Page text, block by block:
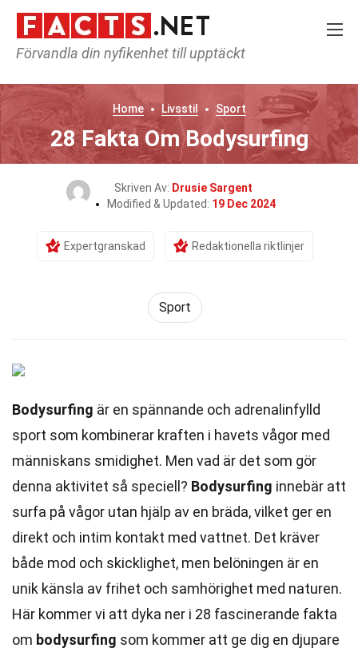
Förvandla din nyfikenhet till upptäckt
Home Livsstil Sport
28 Fakta Om Bodysurfing
Skriven Av: Drusie Sargent
Modified & Updated: 19 Dec 2024
Expertgranskad Redaktionella riktlinjer
Sport
Bodysurfing är en spännande och adrenalinfylld
sport som kombinerar kraften i havets vågor med
människans smidighet. Men vad är det som gör
denna aktivitet så speciell? Bodysurfing innebär att
surfa på vågor utan hjälp av en bräda, vilket ger en
direkt och intim kontakt med vattnet. Det kräver
både mod och skicklighet, men belöningen är en
unik känsla av frihet och samhörighet med naturen.
Här kommer vi att dyka ner i 28 fascinerande fakta
om bodysurfing som kommer att ge dig en djupare